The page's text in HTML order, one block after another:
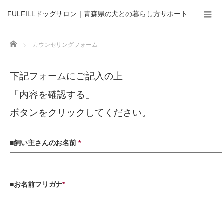
FULFILLドッグサロン｜青森県の犬との暮らし方サポート
Home カウンセリングフォーム
下記フォームにご記入の上
「内容を確認する」
ボタンをクリックしてください。
■飼い主さんのお名前 *
■お名前フリガナ*